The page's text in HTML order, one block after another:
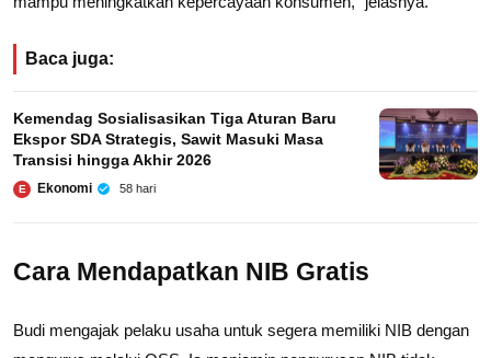
Baca juga:
Kemendag Sosialisasikan Tiga Aturan Baru
Ekspor SDA Strategis, Sawit Masuki Masa
Transisi hingga Akhir 2026
E Ekonomi 58 hari
Cara Mendapatkan NIB Gratis
Budi mengajak pelaku usaha untuk segera memiliki NIB dengan